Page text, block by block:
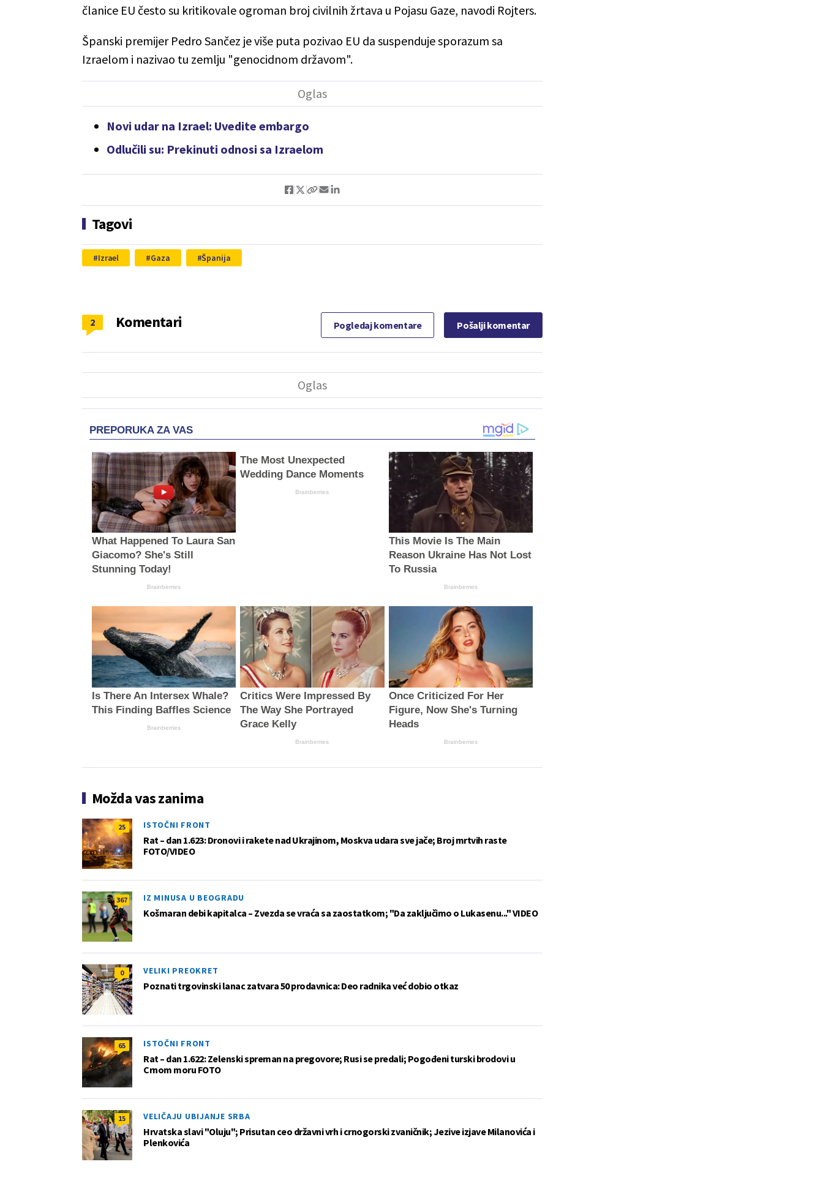
članice EU često su kritikovale ogroman broj civilnih žrtava u Pojasu Gaze, navodi Rojters.
Španski premijer Pedro Sančez je više puta pozivao EU da suspenduje sporazum sa
Izraelom i nazivao tu zemlju "genocidnom državom".
Novi udar na Izrael: Uvedite embargo
Odlučili su: Prekinuti odnosi sa Izraelom
Tagovi
Izrael Gaza Španija
Komentari
2 Pogledaj komentare Pošalji komentar
PREPORUKA ZA VAS
What Happened To Laura San
Giacomo? She's Still
Stunning Today!
Brainberries
The Most Unexpected
Wedding Dance Moments
Brainberries
This Movie Is The Main
Reason Ukraine Has Not Lost
To Russia
Brainberries
Is There An Intersex Whale?
This Finding Baffles Science
Brainberries
Critics Were Impressed By
The Way She Portrayed
Grace Kelly
Brainberries
Once Criticized For Her
Figure, Now She's Turning
Heads
Brainberries
Možda vas zanima
25 ISTOČNI FRONT
Rat – dan 1.623: Dronovi i rakete nad Ukrajinom, Moskva udara sve jače; Broj mrtvih raste
FOTO/VIDEO
367 IZ MINUSA U BEOGRADU
Košmaran debi kapitalca – Zvezda se vraća sa zaostatkom; "Da zaključimo o Lukasenu..." VIDEO
0 VELIKI PREOKRET
Poznati trgovinski lanac zatvara 50 prodavnica: Deo radnika već dobio otkaz
65 ISTOČNI FRONT
Rat – dan 1.622: Zelenski spreman na pregovore; Rusi se predali; Pogođeni turski brodovi u
Crnom moru FOTO
15 VELIČAJU UBIJANJE SRBA
Hrvatska slavi "Oluju"; Prisutan ceo državni vrh i crnogorski zvaničnik; Jezive izjave Milanovića i
Plenkovića